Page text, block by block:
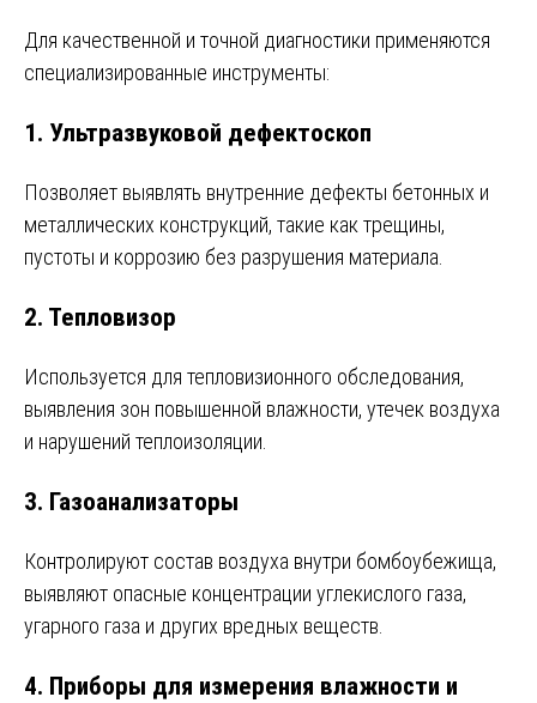
Для качественной и точной диагностики применяются
специализированные инструменты:
1. Ультразвуковой дефектоскоп
Позволяет выявлять внутренние дефекты бетонных и
металлических конструкций, такие как трещины,
пустоты и коррозию без разрушения материала.
2. Тепловизор
Используется для тепловизионного обследования,
выявления зон повышенной влажности, утечек воздуха
и нарушений теплоизоляции.
3. Газоанализаторы
Контролируют состав воздуха внутри бомбоубежища,
выявляют опасные концентрации углекислого газа,
угарного газа и других вредных веществ.
4. Приборы для измерения влажности и